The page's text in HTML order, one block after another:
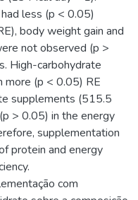
less (p < 0.05)
body weight gain and
not observed (p >
High-carbohydrate
(p < 0.05) RE
supplements (515.5
> 0.05) in the energy
supplementation
protein and energy
com